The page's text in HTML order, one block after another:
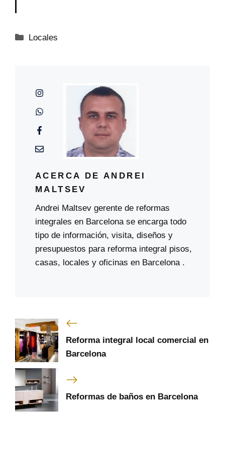
Categorías
Locales
ACERCA DE ANDREI
MALTSEV
Andrei Maltsev gerente de reformas
integrales en Barcelona se encarga todo
tipo de información, visita, diseños y
presupuestos para reforma integral pisos,
casas, locales y oficinas en Barcelona .
Reforma integral local comercial en
Barcelona
Reformas de baños en Barcelona